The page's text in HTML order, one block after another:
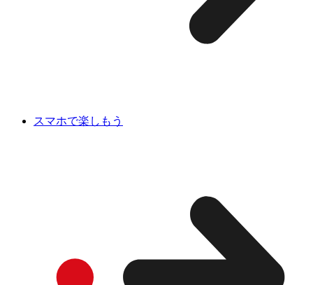
スマホで楽しもう